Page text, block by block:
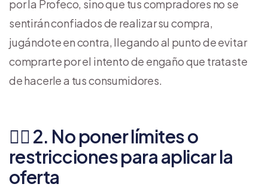
por la Profeco, sino que tus compradores no se
sentirán confiados de realizar su compra,
jugándote en contra, llegando al punto de evitar
comprarte por el intento de engaño que trataste
de hacerle a tus consumidores.
👎🏼 2. No poner límites o
restricciones para aplicar la
oferta